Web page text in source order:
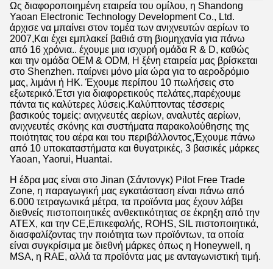
Ως διαφοροποιημένη εταιρεία του ομίλου, η Shandong
Yaoan Electronic Technology Development Co., Ltd.
άρχισε να μπαίνει στον τομέα των ανιχνευτών αερίων το
2007,Και έχει εμπλακεί βαθιά στη βιομηχανία για πάνω
από 16 χρόνια.. έχουμε μια ισχυρή ομάδα R & D, καθώς
και την ομάδα OEM & ODM, Η ξένη εταιρεία μας βρίσκεται
στο Shenzhen. παίρνει μόνο μία ώρα για το αεροδρόμιο
μας, λιμάνι ή HK. Έχουμε περίπου 10 πωλήσεις στο
εξωτερικό.Έτσι για διαφορετικούς πελάτες,παρέχουμε
πάντα τις καλύτερες λύσεις.Καλύπτοντας τέσσερις
βασικούς τομείς: ανιχνευτές αερίων, αναλυτές αερίων,
ανιχνευτές σκόνης και συστήματα παρακολούθησης της
ποιότητας του αέρα και του περιβάλλοντος,Έχουμε πάνω
από 10 υποκαταστήματα και θυγατρικές, 3 βασικές μάρκες
Yaoan, Yaorui, Huantai.
Η έδρα μας είναι στο Jinan (Σάντονγκ) Pilot Free Trade
Zone, η παραγωγική μας εγκατάσταση είναι πάνω από
6.000 τετραγωνικά μέτρα, τα προϊόντα μας έχουν λάβει
διεθνείς πιστοποιητικές ανθεκτικότητας σε έκρηξη από την
ATEX, και την CE,Επικεφαλής, ROHS, SIL πιστοποιητικά,
διασφαλίζοντας την ποιότητα των προϊόντων, τα οποία
είναι συγκρίσιμα με διεθνή μάρκες όπως η Honeywell, η
MSA, η RAE, αλλά τα προϊόντα μας με ανταγωνιστική τιμή.